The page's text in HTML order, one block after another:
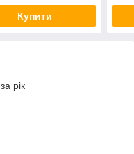
Купити
рік